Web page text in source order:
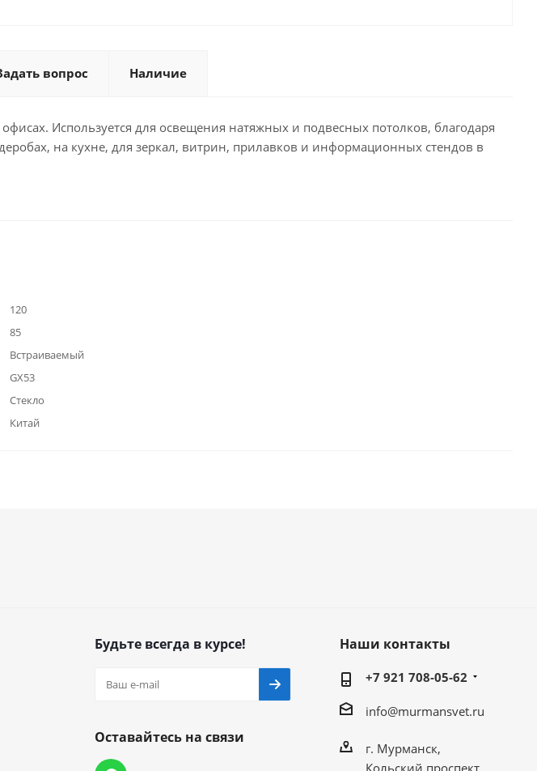
вопрос Наличие
Используется для освещения натяжных и подвесных потолков, благодаря
на кухне, для зеркал, витрин, прилавков и информационных стендов в
120
85
Встраиваемый
GX53
Стекло
Китай
Будьте всегда в курсе!
Оставайтесь на связи
Наши контакты
+7 921 708-05-62
info@murmansvet.ru
г. Мурманск,
Кольский проспект